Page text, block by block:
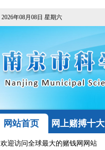
2026年08月08日 星期六
网站首页
网上赌搏十大
网站
欢迎访问全球最大的赌钱网网站